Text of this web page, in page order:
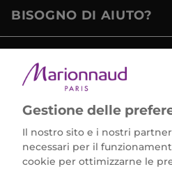
BISOGNO DI AIUTO?
Gestione delle
Il nostro sito e i nostri
necessari per il
cookie per ottimizzarne le